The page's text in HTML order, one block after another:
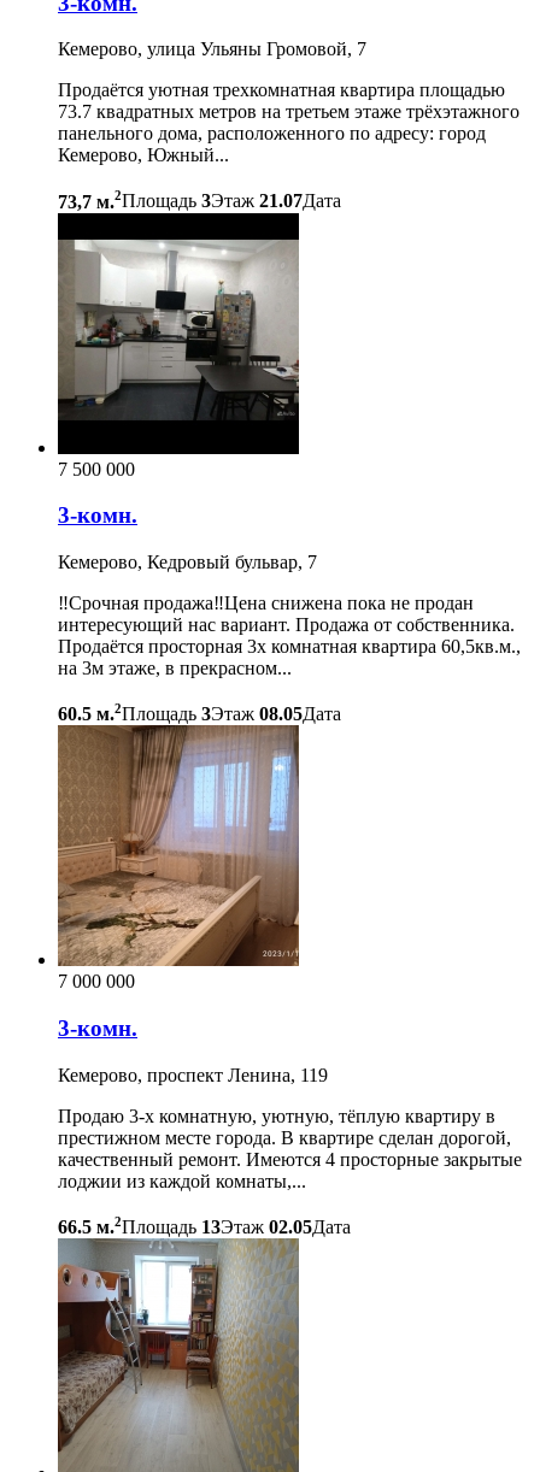
Кемерово, улица Ульяны Громовой, 7
Продаётся уютная трехкомнатная квартира площадью
73.7 квадратных метров на третьем этаже трёхэтажного
панельного дома, расположенного по адресу: город
Кемерово, Южный...
73,7 м.2Площадь 3Этаж 21.07Дата
7 500 000
3-комн.
Кемерово, Кедровый бульвар, 7
‼️Срочная продажа‼️Цена снижена пока не продан
интересующий нас вариант. Продажа от собственника.
Продаётся просторная 3х комнатная квартира 60,5кв.м.,
на 3м этаже, в прекрасном...
60.5 м.2Площадь 3Этаж 08.05Дата
7 000 000
3-комн.
Кемерово, проспект Ленина, 119
Продаю 3-х комнатную, уютную, тёплую квартиру в
престижном месте города. В квартире сделан дорогой,
качественный ремонт. Имеются 4 просторные закрытые
лоджии из каждой комнаты,...
66.5 м.2Площадь 13Этаж 02.05Дата